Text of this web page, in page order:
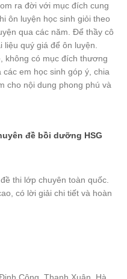
ra đời với mục đích cung
ôn luyện học sinh giỏi theo
qua các năm. Để thầy cô
quý giá để ôn luyện.
không có mục đích thương
em học sinh góp ý, chia
cho nội dung phong phú và
đề bồi dưỡng HSG
thi lớp chuyên toàn quốc.
có lời giải chi tiết và hoàn